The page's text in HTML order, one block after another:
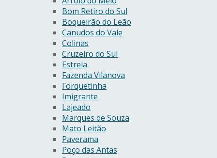
Bom Retiro do Sul
Boqueirão do Leão
Canudos do Vale
Colinas
Cruzeiro do Sul
Estrela
Fazenda Vilanova
Forquetinha
Imigrante
Lajeado
Marques de Souza
Mato Leitão
Paverama
Poço das Antas